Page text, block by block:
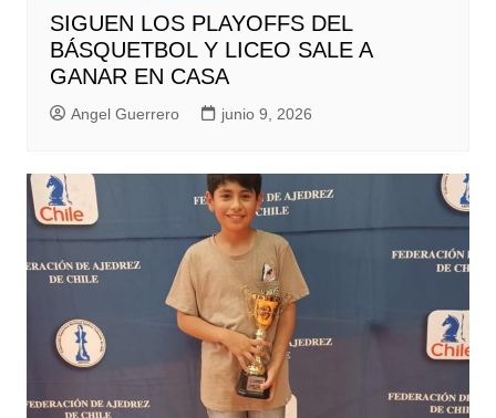
SIGUEN LOS PLAYOFFS DEL
BÁSQUETBOL Y LICEO SALE A
GANAR EN CASA
Angel Guerrero junio 9, 2026